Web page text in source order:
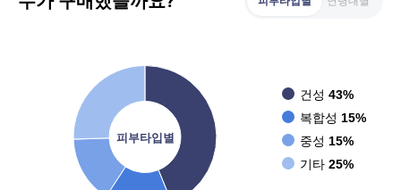
피부타입별
건성 43%
복합성 15%
중성 15%
기타 25%